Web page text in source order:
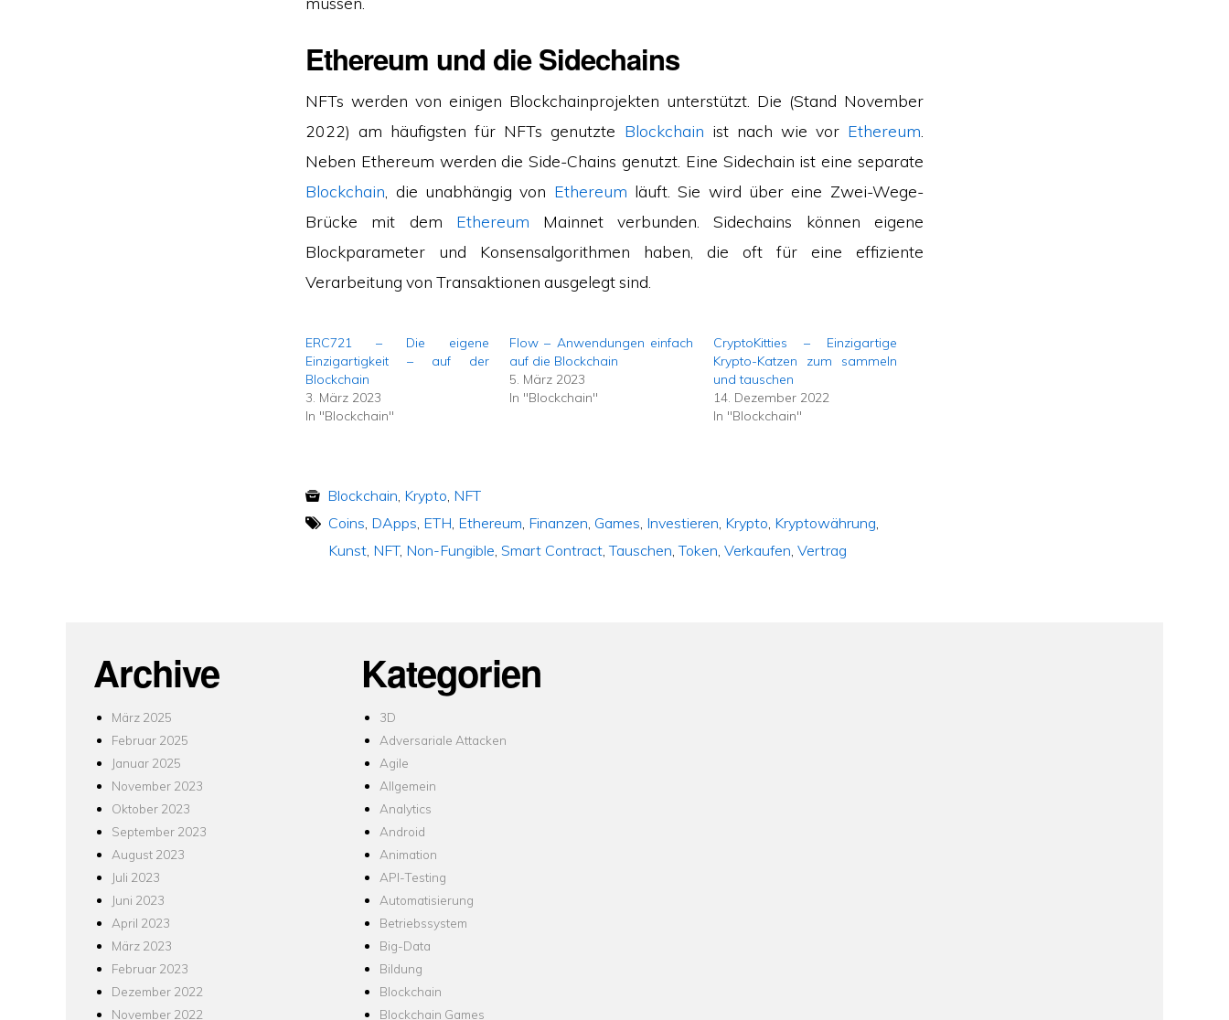
Ethereum und die Sidechains
NFTs werden von einigen Blockchainprojekten unterstützt. Die (Stand November
2022) am häufigsten für NFTs genutzte Blockchain ist nach wie vor Ethereum
Neben Ethereum werden die Side-Chains genutzt. Eine Sidechain ist eine separate
Blockchain , die unabhängig von Ethereum läuft. Sie wird über eine Zwei-Wege-
Brücke mit dem Ethereum Mainnet verbunden. Sidechains können eigene
Blockparameter und Konsensalgorithmen haben, die oft für eine effiziente
Verarbeitung von Transaktionen ausgelegt sind.
ERC721 – Die eigene
Einzigartigkeit – auf der
Blockchain
3. März 2023
In "Blockchain"
Flow – Anwendungen einfach
auf die Blockchain
5. März 2023
In "Blockchain"
CryptoKitties – Einzigartige
Krypto-Katzen zum sammeln
und tauschen
14. Dezember 2022
In "Blockchain"
Blockchain Krypto NFT
Coins DApps ETH Ethereum Finanzen Games Investieren Krypto Kryptowährung
Kunst NFT, Non-Fungible ,Smart Contract ,Tauschen ,Token ,Verkaufen ,Vertrag
Archive
März 2025
Februar 2025
Januar 2025
November 2023
Oktober 2023
September 2023
August 2023
Juli 2023
Juni 2023
April 2023
März 2023
Februar 2023
Dezember 2022
November 2022
Kategorien
3D
Adversariale Attacken
Agile
Allgemein
Analytics
Android
Animation
API-Testing
Automatisierung
Betriebssystem
Big-Data
Bildung
Blockchain
Blockchain Games